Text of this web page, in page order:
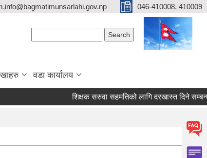
046-410008, 410009
वडा कार्यालय
शिक्षक सरुवा सहमतिको लागि दरखास्त दिने